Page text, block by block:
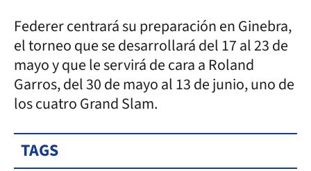
Federer centrará su preparación en Ginebra,
el torneo que se desarrollará del 17 al 23 de
mayo y que le servirá de cara a Roland
Garros, del 30 de mayo al 13 de junio, uno de
los cuatro Grand Slam.
TAGS